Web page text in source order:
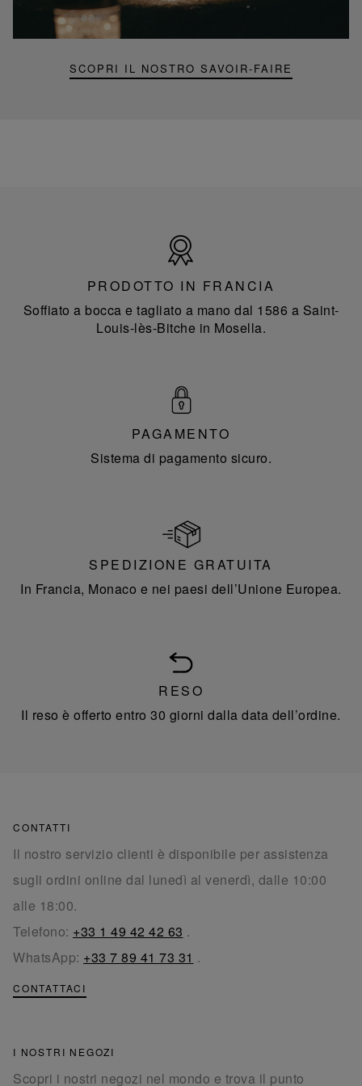
SCOPRI IL NOSTRO SAVOIR-FAIRE
mini
Francia
PRODOTTO IN FRANCIA
Soffiato a bocca e tagliato a mano dal 1586 a Saint-
Louis-lès-Bitche in Mosella.
PAGAMENTO
Sistema di pagamento sicuro.
SPEDIZIONE GRATUITA
In Francia, Monaco e nei paesi dell’Unione Europea.
RESO
Il reso è offerto entro 30 giorni dalla data dell’ordine.
CONTATTI
Il nostro servizio clienti è disponibile per assistenza
sugli ordini online dal lunedì al venerdì, dalle 10:00
alle 18:00.
Telefono: +33 1 49 42 42 63 .
WhatsApp: +33 7 89 41 73 31 .
CONTATTACI
I NOSTRI NEGOZI
Scopri i nostri negozi nel mondo e trova il punto